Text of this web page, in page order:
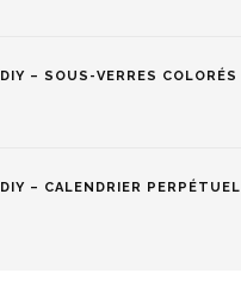
DIY – SOUS-VERRES COLORÉS
DIY – CALENDRIER PERPÉTUEL